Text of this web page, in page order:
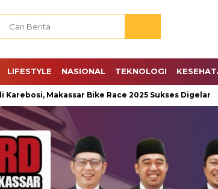
LIFESTYLE NASIONAL TEKNOLOGI
Makassar Bike Race 2025 Sukses Digelar